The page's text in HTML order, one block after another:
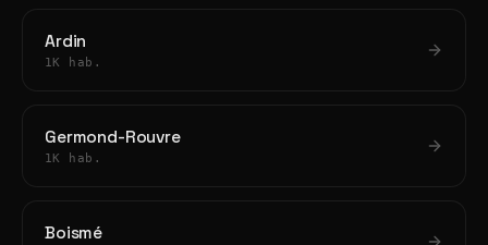
Ardin
1K hab.
Germond-Rouvre
1K hab.
Boismé